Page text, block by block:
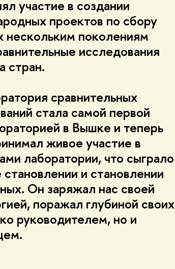
участие в создании
проектов по сбору
нескольким поколениям
исследования
стран.
сравнительных
стала самой первой
в Вышке и теперь
живое участие в
лаборатории, что сыграло
и становлении
Он заряжал нас своей
поражал глубиной своих
руководителем, но и